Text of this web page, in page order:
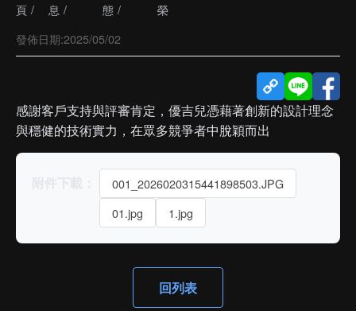
頁
息
態
榮
發佈日期:2025/05/02
感謝客戶支持與評審肯定，優吉兒憑藉著創新的設計理念
與穩健的技術實力，在眾多競爭者中脫穎而出
001_2026020315441898503.JPG
01.jpg
1.jpg
回列表